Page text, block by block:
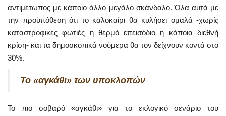
αντιμέτωπος με κάποιο άλλο μεγάλο σκάνδαλο. Όλα αυτά με
την προϋπόθεση ότι το καλοκαίρι θα κυλήσει ομαλά -χωρίς
καταστροφικές φωτιές ή θερμό επεισόδιο ή κάποια διεθνή
κρίση- και τα δημοσκοπικά νούμερα θα τον δείχνουν κοντά στο
30%.
Το «αγκάθι» των υποκλοπών
Το πιο σοβαρό «αγκάθι» για το εκλογικό σενάριο του